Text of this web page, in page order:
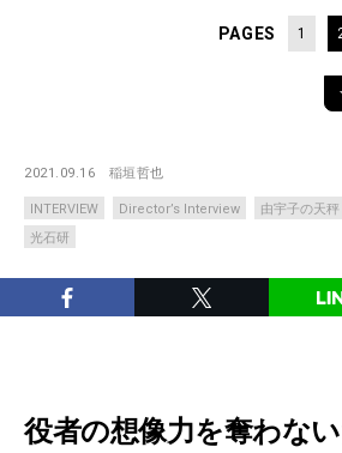
PAGES 1
2021.09.16 稲垣哲也
INTERVIEW Director’s Interview 由宇子の天秤
光石研
役者の想像力を奪わな